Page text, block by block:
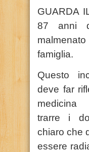
GUARDA
87 anni
famiglia.
Questo
deve far
medicina
trarre i
chiaro che
essere